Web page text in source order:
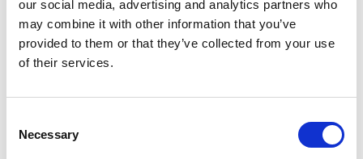
our social media, advertising and analytics partners who
may combine it with other information that you’ve
provided to them or that they’ve collected from your use
of their services.
Selection
Necessary
Zahlungsabstimmungsbuch.-
Blattverfügbaren Aktionen
mit entsprechenden Posten vereinfachen sollen.